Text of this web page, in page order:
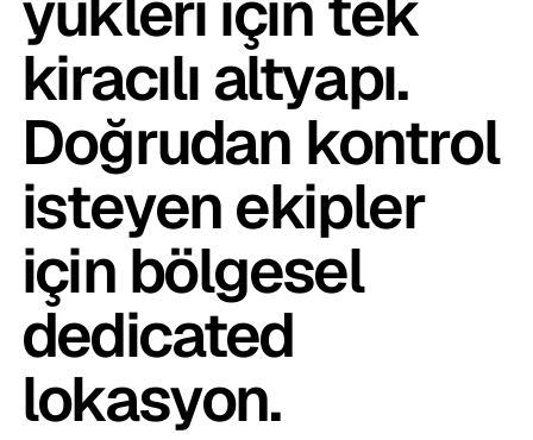
kiracılı altyapı.
Doğrudan kontrol
isteyen ekipler
için bölgesel
dedicated
lokasyon.